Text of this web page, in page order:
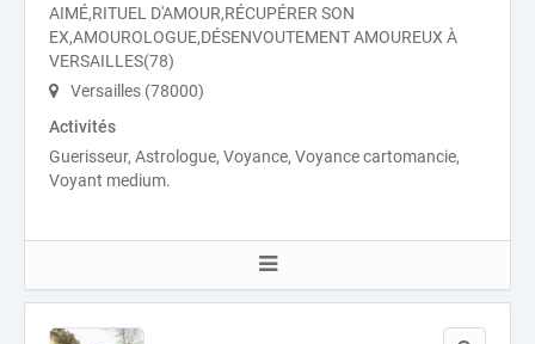
AIMÉ,RITUEL D'AMOUR,RÉCUPÉRER SON
EX,AMOUROLOGUE,DÉSENVOUTEMENT AMOUREUX À
VERSAILLES(78)
Versailles (78000)
Activités
Guerisseur, Astrologue, Voyance, Voyance cartomancie,
Voyant medium.